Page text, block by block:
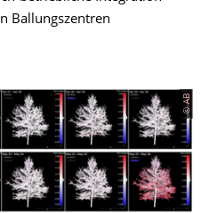
Ballungszentren
© AB